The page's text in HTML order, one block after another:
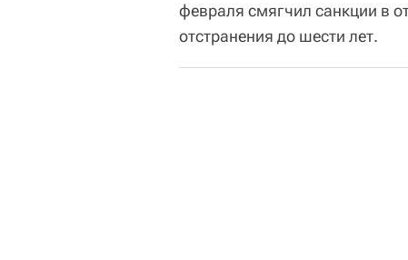
февраля смягчил санкции в
отстранения до шести лет.